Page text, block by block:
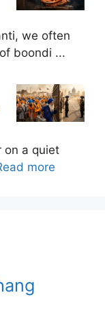
we often
boondi ...
on a quiet
more